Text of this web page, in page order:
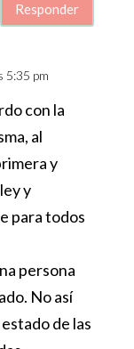
Responder
5:35 pm
con la
al
y
y
para todos
persona
No así
de las